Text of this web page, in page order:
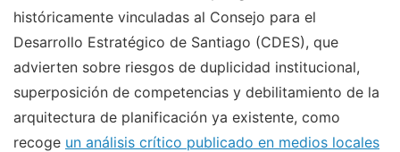
históricamente vinculadas al Consejo para el
Desarrollo Estratégico de Santiago (CDES), que
advierten sobre riesgos de duplicidad institucional,
superposición de competencias y debilitamiento de la
arquitectura de planificación ya existente, como
recoge un análisis crítico publicado en medios locales